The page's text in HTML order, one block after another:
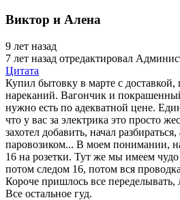
Виктор и Алена
9 лет назад
7 лет назад отредактировал
Цитата
Купил бытовку в марте с доставкой,
нареканий. Вагончик и
нужно есть по адекватной цене.
что у вас за электрика это просто
захотел добавить, начал
паровозиком... В моем понимании, на
16 на розетки. Тут же мы имеем
потом следом 16, потом вся
Короче пришлось все переделывать,
Все остальное гуд.